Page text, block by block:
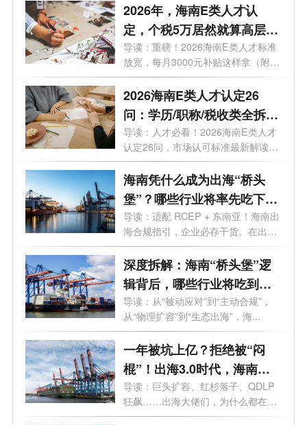
2026年，海南E类人才认
定，个税5万居然就算高层次
人才了？
导读：重磅！2026海南E类人才标准
放宽，每月3000元补贴这样拿（附全
攻略）。...
2026海南E类人才认定26
问：学历/职称/税收类全拆
解，附避坑指南
导读：人才必看！2026海南E类人才
认定26问，市场认可标准最新解读，
标准、...
海南凭什么成为出海“桥头
堡”？哪些行业将率先吃下出
海红利？
导读：适配 RCEP + 东南亚！海南出
海合规指引，企业必存干货。在出海
3.0时代...
深度拆解：海南“桥头堡”逻
辑背后，哪些行业将吃到第
一波红利？
导读：从“被动应对”到“主动合规”，
从“物理扩容”到“生态出海”，海...
一年被坑上亿？拒绝被“闷
棍”！出海3.0时代，海南凭
什么当桥头堡？哪些行业将
率先吃下出海红利？
导读：巨头扩容、红杉落子、QDLP
狂飙……出海大佬们，为什么都在偷
偷盯上...